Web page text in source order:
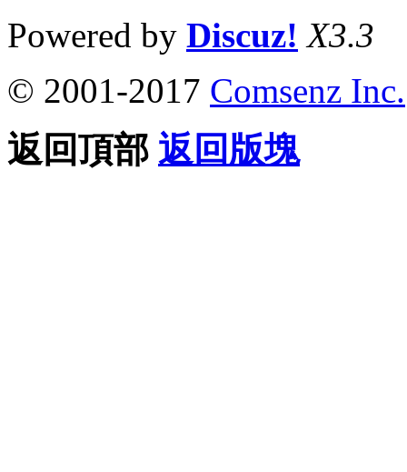
Powered by Discuz! X3.3
© 2001-2017 Comsenz Inc.
返回頂部 返回版塊